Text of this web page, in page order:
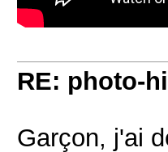
RE: photo-
Garçon, j'ai